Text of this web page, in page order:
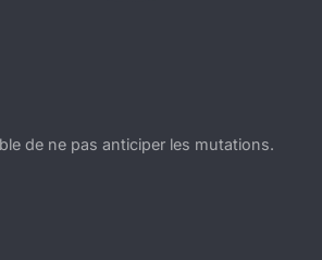
de ne pas anticiper les mutations.